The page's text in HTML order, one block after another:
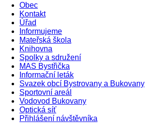
Obec
Kontakt
Úřad
Informujeme
Mateřská škola
Knihovna
Spolky a sdružení
MAS Bystřička
Informační leták
Svazek obcí Bystrovany a Bukovany
Sportovní areál
Vodovod Bukovany
Optická síť
Přihlášení návštěvníka